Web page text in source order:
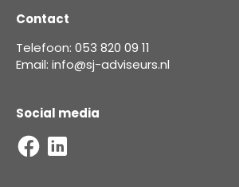
Contact
Telefoon: 053 820 09 11
Email: info@sj-adviseurs.nl
Social media